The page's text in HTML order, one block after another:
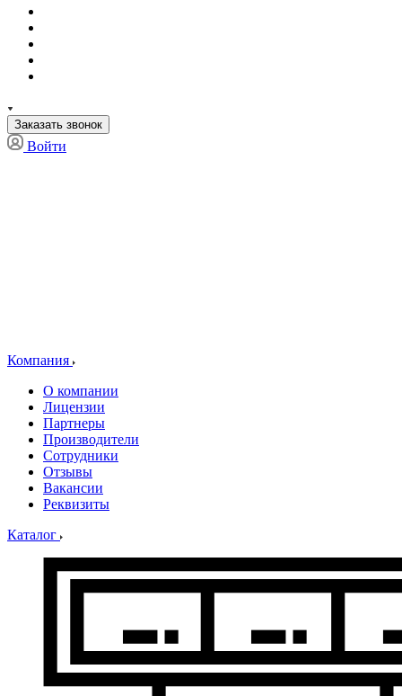
Заказать звонок
Войти
Компания
О компании
Лицензии
Партнеры
Производители
Сотрудники
Отзывы
Вакансии
Реквизиты
Каталог